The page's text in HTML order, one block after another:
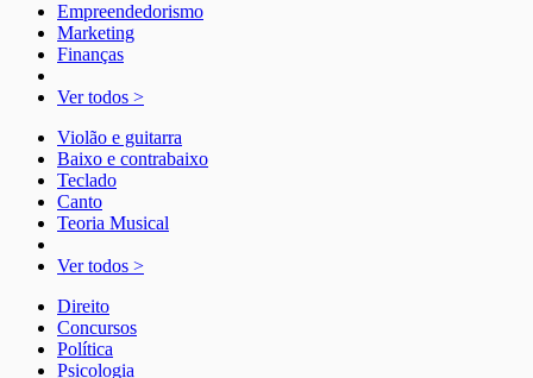
Empreendedorismo
Marketing
Finanças
Ver todos >
Violão e guitarra
Baixo e contrabaixo
Teclado
Canto
Teoria Musical
Ver todos >
Direito
Concursos
Política
Psicologia